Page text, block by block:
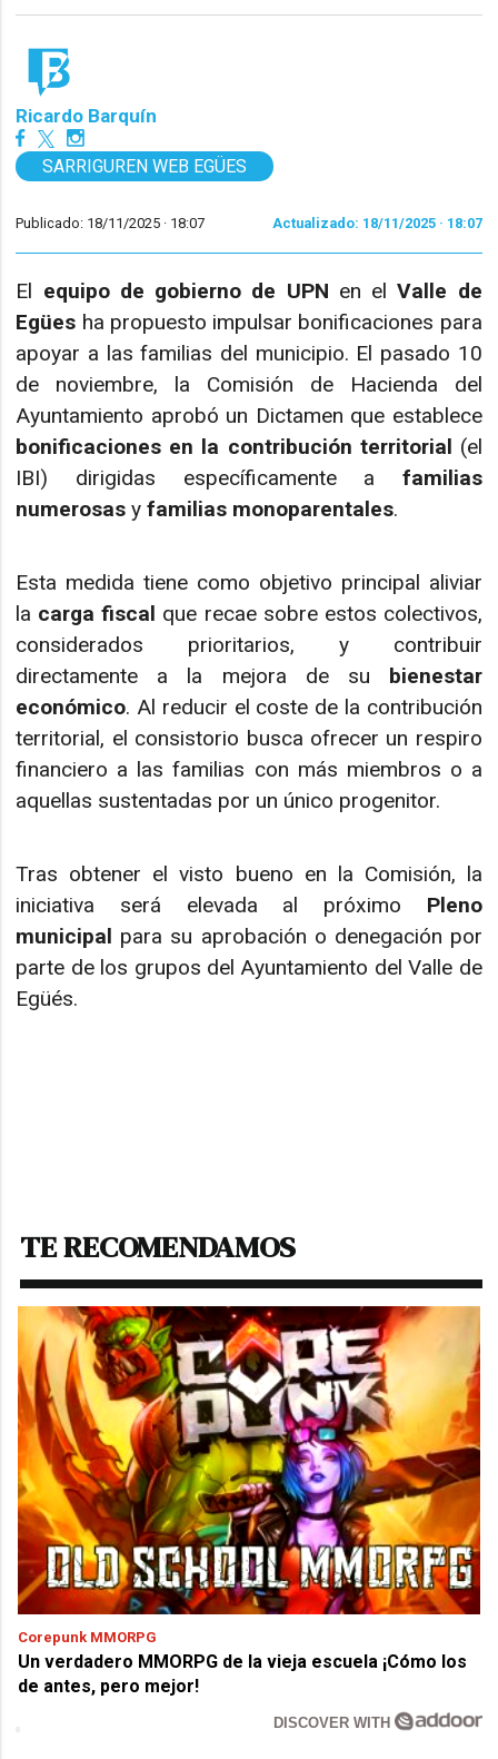
Ricardo Barquín
SARRIGUREN WEB EGÜES
Publicado: 18/11/2025 · 18:07 Actualizado: 18/11/2025 · 18:07
El equipo de gobierno de UPN en elValle de
Egües ha propuesto impulsar bonificaciones para
apoyar a las familias del municipio. El pasado 10
de noviembre, la Comisión de Hacienda del
Ayuntamiento aprobó un Dictamen que establece
bonificaciones en la contribución territorial (el
IBI) dirigidas específicamente a familias
numerosas yfamilias monoparentales.
Esta medida tiene como objetivo principal aliviar
la carga fiscal que recae sobre estos colectivos,
considerados prioritarios, y contribuir
directamente a la mejora de su bienestar
económico. Al reducir el coste de la contribución
territorial, el consistorio busca ofrecer un respiro
financiero a las familias con más miembros o a
aquellas sustentadas por un único progenitor.
Tras obtener el visto bueno en la Comisión, la
iniciativa será elevada al próximo Pleno
municipal para su aprobación o denegación por
parte de los grupos del Ayuntamiento del Valle de
Egüés.
TE RECOMENDAMOS
Corepunk MMORPG
Un verdadero MMORPG de la vieja escuela ¡Cómo los
de antes, pero mejor!
DISCOVER WITH